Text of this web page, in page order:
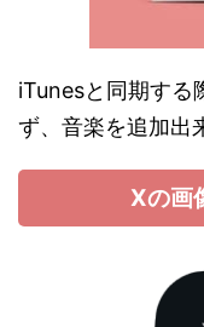
iTunesと同期する
ず、音楽を追加出
Xの画